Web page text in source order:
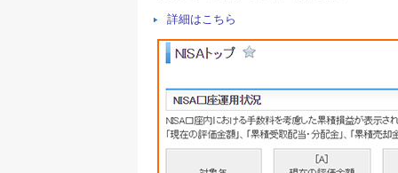
詳細はこちら